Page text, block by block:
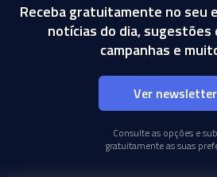
Receba gratuitamente no seu
notícias do dia, sugestões
campanhas e
Ver
Consulte as opções e
gratuitamente as suas